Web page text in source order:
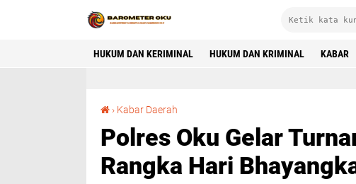
HUKUM DAN KERIMINAL HUKUM DAN KRIMINAL KABAR
› Kabar Daerah
Polres Oku Gelar
Rangka Hari